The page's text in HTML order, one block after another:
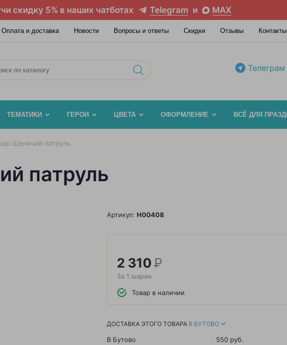
скидку 5% в наших чатботах Telegram и MAX
Оплата и доставка Новости Вопросы и ответы Скидки Отзывы Контакты
Телеграм
ТЕМАТИКИ ГЕРОИ ЦВЕТА ОФОРМЛЕНИЕ ВСЁ ДЛЯ
Щенячий патруль
патруль
Артикул: H00408
2 310Р
За 1 шарик
Товар в наличии
ДОСТАВКА ЭТОГО ТОВАРА В БУТОВО
В Бутово 550 руб.